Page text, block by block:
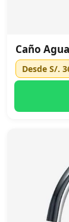
Caño
Desde S/.